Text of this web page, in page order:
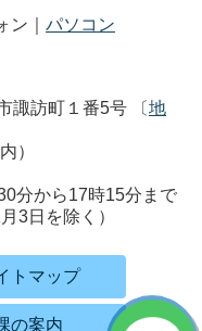
｜ パソコン
諏訪町１番5号 〔地
）
分から17時15分まで
3日を除く）
トマップ
の案内